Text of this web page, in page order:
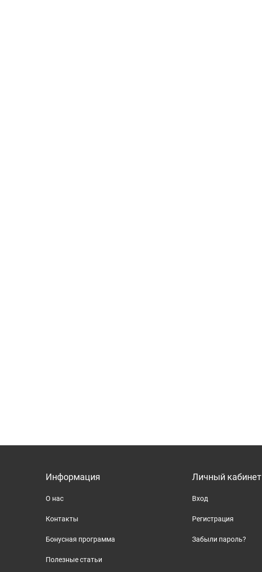
Информация
О нас
Контакты
Бонусная программа
Полезные статьи
Личный кабинет
Вход
Регистрация
Забыли пароль?